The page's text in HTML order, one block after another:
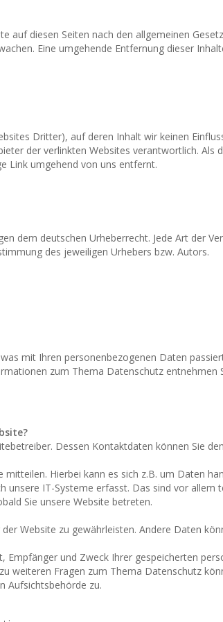
auf diesen Seiten nach den allgemeinen
Eine umgehende Entfernung dieser
Dritter), auf deren Inhalt wir keinen
der verlinkten Websites verantwortlich.
Link umgehend von uns entfernt.
dem deutschen Urheberrecht. Jede Art der
des jeweiligen Urhebers bzw. Autors.
mit Ihren personenbezogenen Daten
zum Thema Datenschutz
Dessen Kontaktdaten können Sie
Hierbei kann es sich z.B. um Daten
IT-Systeme erfasst. Das sind vor
Sie unsere Website betreten.
Website zu gewährleisten. Andere Daten
und Zweck Ihrer gespeicherten
weiteren Fragen zum Thema Datenschutz
Aufsichtsbehörde zu.